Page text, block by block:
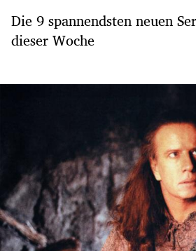
Die 9 spannendsten neuen
dieser Woche